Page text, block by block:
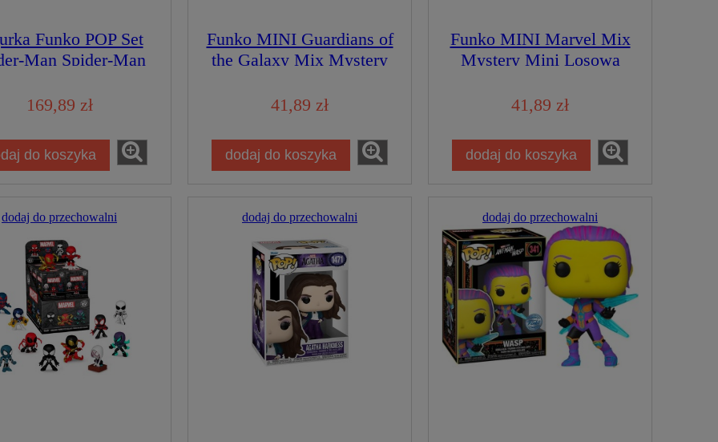
Funko POP Set
Man Spider-Man
169,89 zł
do koszyka
Funko MINI Guardians of
the Galaxy Mix Mystery
Figurka Kolekcjonerska
41,89 zł
dodaj do koszyka
Funko MINI Marvel Mix
Mystery Mini Losowa
41,89 zł
dodaj do koszyka
dodaj do przechowalni dodaj do przechowalni dodaj do przechowalni